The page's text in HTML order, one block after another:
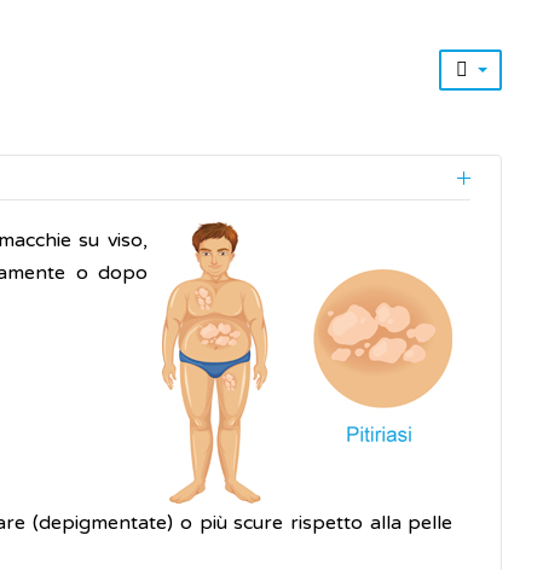
su viso,
o dopo
(depigmentate) o più scure rispetto alla pelle